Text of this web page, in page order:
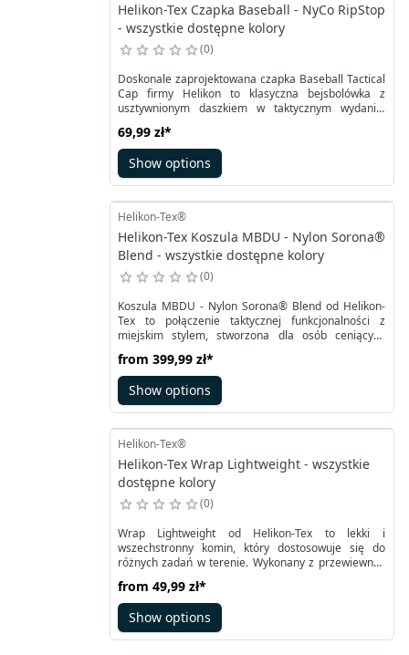
Helikon-Tex Czapka Baseball - NyCo RipStop
- wszystkie dostępne kolory
0
Doskonale zaprojektowana czapka Baseball Tactical
Cap firmy Helikon to klasyczna bejsbolówka z
usztywnionym daszkiem w taktycznym wydaniu.
regulowanym z użyciem tylnego paska z rzepem.
69,99 zł*
Show options
Helikon-Tex®
Helikon-Tex Koszula MBDU - Nylon Sorona®
Blend - wszystkie dostępne kolory
0
Koszula MBDU - Nylon Sorona® Blend od Helikon-
Tex to połączenie taktycznej funkcjonalności z
miejskim stylem, stworzona dla osób ceniących
Wykonana z innowacyjnej mieszanki nylonu i
poliestru z dodatkiem włókien Sorona® marki
DuPont, koszula jest lekka, elastyczna, odporna na
zużycie, szybko schnie, zachowuje formę po praniu i
chroniący przed promieniowaniem UV.
from 399,99 zł*
Show options
Helikon-Tex®
Helikon-Tex Wrap Lightweight - wszystkie
dostępne kolory
0
Wrap Lightweight od Helikon-Tex to lekki i
wszechstronny komin, który dostosowuje się do
różnych zadań w terenie. Wykonany z przewiewnej,
odprowadza wilgoć i schnie znacznie szybciej niż
bawełna, zapewniając komfort nawet podczas
intensywnego wysiłku. Wrap chroni szyję przed
chłodem, osłania twarz przed wiatrem i kurzem, a w
from 49,99 zł*
Show options